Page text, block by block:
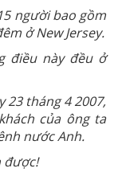
người bao gồm
ở New Jersey.
điều này đều ở
23 tháng 4 2007,
của ông ta
nước Anh.
được!